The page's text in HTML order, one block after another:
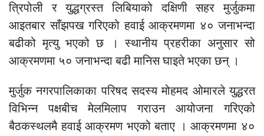
त्रिपोली र युद्धग्रस्त लिबियाको दक्षिणी सहर मुर्जुकमा
आइतबार साँझपख गरिएको हवाई आक्रमणमा ४० जनाभन्दा
बढीको मृत्यु भएको छ । स्थानीय प्रहरीका अनुसार सो
आक्रमणमा ५० जनाभन्दा बढी मानिस घाइते भएका छन् ।
मुर्जुक नगरपालिकाका परिषद सदस्य मोहमद ओमारले युद्धरत
विभिन्न पक्षबीच मेलमिलाप गराउन आयोजना गरिएको
बैठकस्थलमै हवाई आक्रमण भएको बताए । आक्रमणमा ४०